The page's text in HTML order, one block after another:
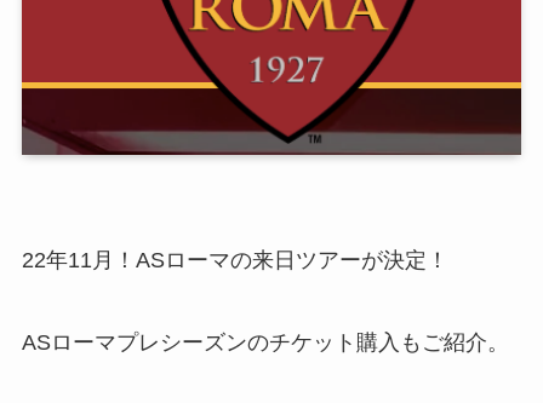
22年11月！ASローマの来日ツアーが決定！
ASローマプレシーズンのチケット購入もご紹介。